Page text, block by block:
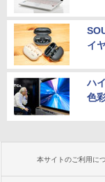
イ
ハ
色
本サイトのご利用に